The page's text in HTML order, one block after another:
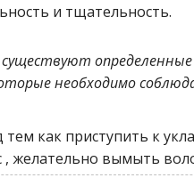
и тщательность.
необходимо
тем как приступить к
, желательно вымыть